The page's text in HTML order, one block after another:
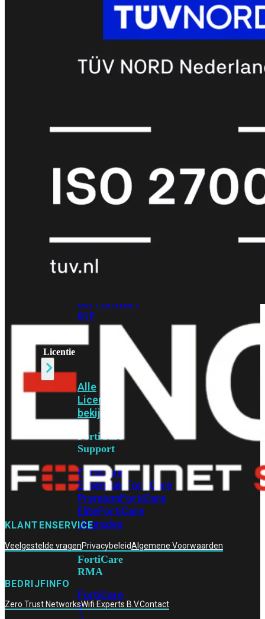
Fi
30G FortiWiFi
31G FortiWiFi
40FFortiWiFi
60FFortiWiFi
FortiWiFi
70GFortiWiFi
80F FortiWiFi
81F
Licentie
Alle
Licenties
bekijken
FortiCare
Support
FortiCare
Essentials FortiCare
PremiumFortiCare
EliteFortiCare
Upgrades
FortiCare
RMA
FortiCare
1
KLANTENSERVICE
Veelgestelde vragenPrivacybeleidAlgemene Voorwaarden
BEDRIJFINFO
Zero Trust NetworksWifi Experts B.V.Contact